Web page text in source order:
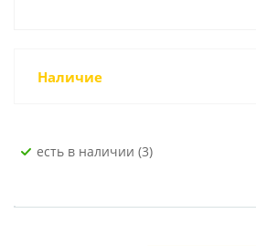
Наличие
Есть в наличии (3)